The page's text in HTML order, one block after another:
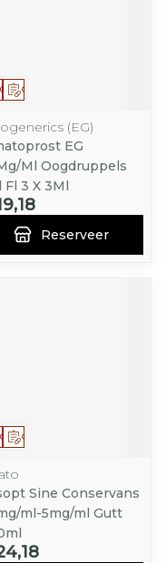
Op voorschrift
Geneesmiddel
(EG)
EG
Ml Oogdruppels
Fl 3 X 3Ml
Reserveer
Op voorschrift
Geneesmiddel
Sine Conservans
ml-5mg/ml Gutt